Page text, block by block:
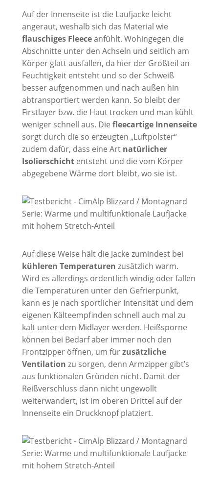
Auf der Innenseite ist die Laufjacke leicht
angeraut, weshalb sich das Material wie
flauschiges Fleeceanfühlt. Wohingegen die
Abschnitte unter den Achseln und seitlich am
Körper glatt ausfallen, da hier der Großteil an
Feuchtigkeit entsteht und so der Schweiß
besser aufgenommen und nach außen hin
abtransportiert werden kann. So bleibt der
Firstlayer bzw. die Haut trocken und man kühlt
weniger schnell aus. Die fleecartige Innenseite
sorgt durch die so erzeugten „Luftpolster“
zudem dafür, dass eine Art natürlicher
Isolierschichtentsteht und die vom Körper
abgegebene Wärme dort bleibt, wo sie ist.
Auf diese Weise hält die Jacke zumindest bei
kühleren Temperaturen zusätzlich warm.
Wird es allerdings ordentlich windig oder fallen
die Temperaturen unter den Gefrierpunkt,
kann es je nach sportlicher Intensität und dem
eigenen Kälteempfinden schnell auch mal zu
kalt unter dem Midlayer werden. Heißsporne
können bei Bedarf aber immer noch den
Frontzipper öffnen, um fürzusätzliche
Ventilation zu sorgen, denn Armzipper gibt’s
aus funktionalen Gründen nicht. Damit der
Reißverschluss dann nicht ungewollt
weiterwandert, ist im oberen Drittel auf der
Innenseite ein Druckknopf platziert.